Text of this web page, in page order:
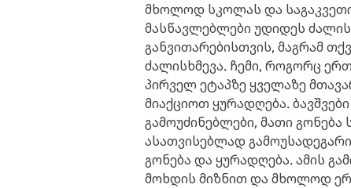
მხოლოდ სკოლას და
მასწავლებლები უდიდეს
განვითარებისთვის, მაგრამ
ძალისხმევა. ჩემი, როგორც
პირველ ეტაპზე ყველაზე
მიაქციოთ ყურადღება.
გამოუძინებლები, მათი
ასათვისებლად
გონება და ყურადღება. ამის
მოხდის მიზნით და მხოლოდ